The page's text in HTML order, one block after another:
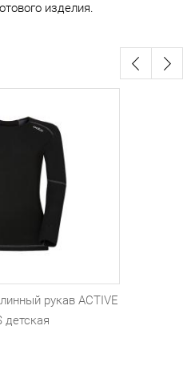
изделия.
рукав ACTIVE
детская